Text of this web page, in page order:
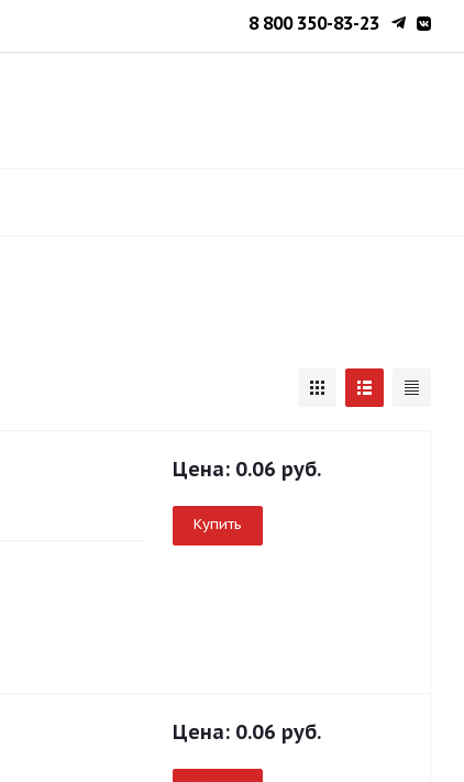
8 800 350-83-23
Цена: 0.06 руб.
Купить
Цена: 0.06 руб.